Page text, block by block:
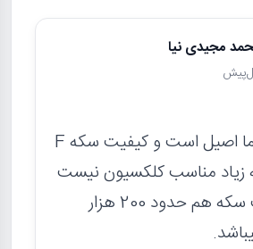
مجیدی نیا
پیش
سکه شما اصیل است‌ و کیفیت سکه F
مناسب کلکسیون نیست
و قیمت سکه هم حدود 200 هزار